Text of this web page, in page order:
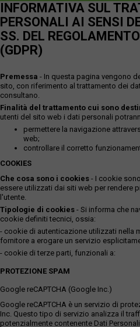
INFORMATIVA SUL
PERSONALI AI SENSI
SS. DEL
(GDPR)
Premessa - In questa pagina vengono
sito, con riferimento al trattamento dei
consultano.
Finalità del trattamento cui sono
utenti del sito web i dati personali
permettere la navigazione
web;
controllare il corretto
COOKIES
Che cosa sono i cookies - I cookie
essere utilizzati dai siti web per rendere
l'utente.
Tipologie di cookies - Si informa che
cookie definiti tecnici, ossia:
- cookie di autenticazione utilizzati nella
fornitore a erogare un servizio
- cookie di terze parti, funzionali a:
PROTEZIONE SPAM
Google reCAPTCHA (Google Inc.)
Google reCAPTCHA è un servizio di
Inc. Questo tipo di servizio analizza il
potenzialmente contenente Dati